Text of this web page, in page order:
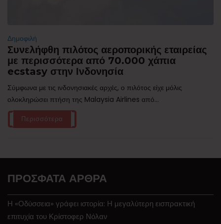
Δημοφιλή
Συνελήφθη πιλότος αεροπορικής εταιρείας
με περισσότερα από 70.000 χάπια
ecstasy στην Ινδονησία
Σύμφωνα με τις ινδονησιακές αρχές, ο πιλότος είχε μόλις
ολοκληρώσει πτήση της Malaysia Airlines από...
Περισσότερα
ΠΡΌΣΦΑΤΑ ΆΡΘΡΑ
Η «Οδύσσεια» γράφει ιστορία: Η μεγαλύτερη εισπρακτική
επιτυχία του Κρίστοφερ Νόλαν